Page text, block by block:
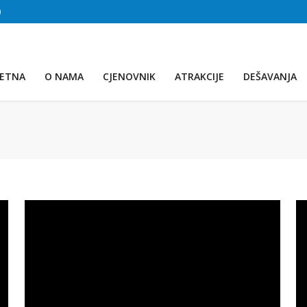
O NAMA CJENOVNIK ATRAKCIJE DEŠAVANJA